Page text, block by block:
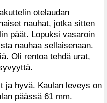
otelaudan
nauhat, jotka sitten
päät. Lopuksi vasaroin
nauhaa sellaisenaan.
Oli rentoa tehdä urat,
ja hyvä. Kaulan leveys on
päässä 61 mm.